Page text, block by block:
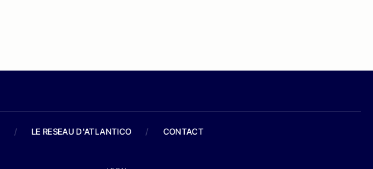
/ LE RESEAU D'ATLANTICO / CONTACT